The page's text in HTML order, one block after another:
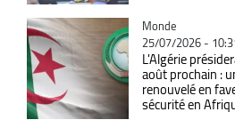
Catégorie
Monde
25/07/2026 -
L'Algérie
août prochain :
renouvelé en
sécurité en